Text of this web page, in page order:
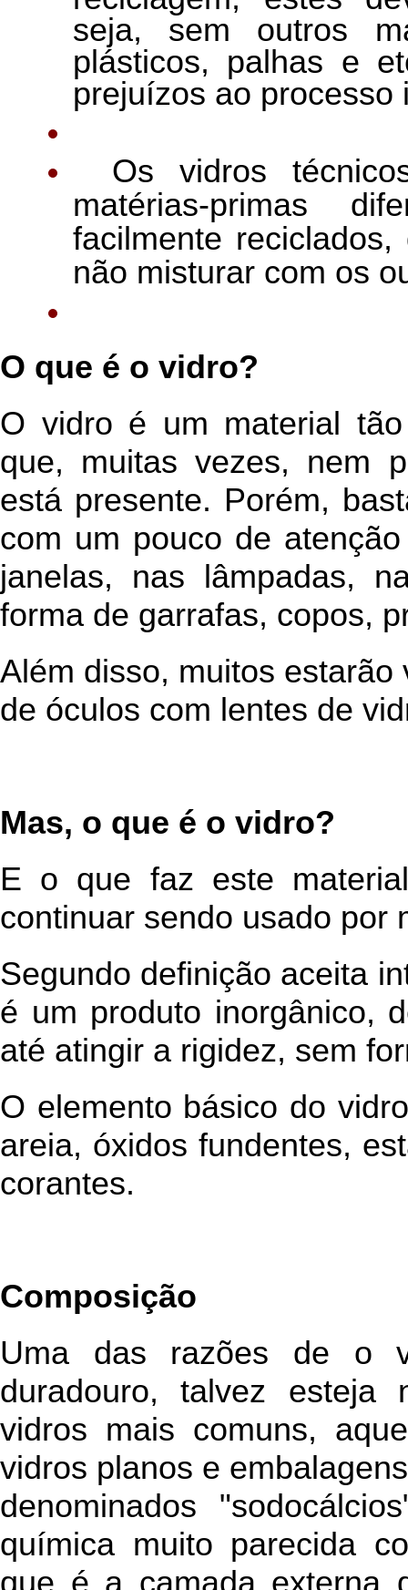
seja, sem outros
plásticos, palhas e
prejuízos ao processo
Os vidros
matérias-primas
facilmente
não misturar com os
O que é o vidro?
O vidro é um material
que, muitas vezes, nem
está presente. Porém,
com um pouco de
janelas, nas lâmpadas,
forma de garrafas, copos,
Além disso, muitos
de óculos com lentes de
Mas, o que é o vidro?
E o que faz este
continuar sendo usado por
Segundo definição aceita
é um produto inorgânico,
até atingir a rigidez, sem
O elemento básico do
areia, óxidos fundentes,
corantes.
Composição
Uma das razões de o
duradouro, talvez
vidros mais comuns,
vidros planos e
denominados
química muito parecida
que é a camada externa